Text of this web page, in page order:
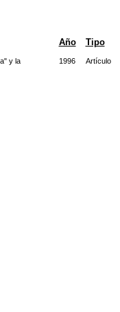
Año Tipo
y la
1996 Artículo